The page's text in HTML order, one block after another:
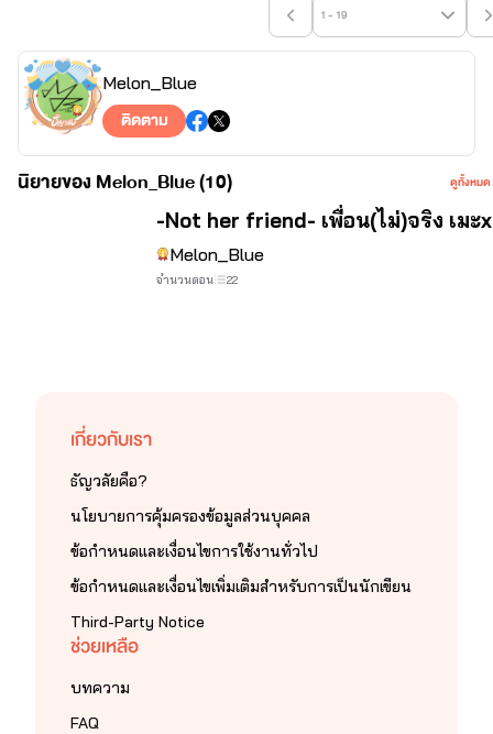
1 - 19
Melon_Blue
ติดตาม
นิยายของ Melon_Blue (10) ดูทั้งหมด
-Not her friend- เพื่อน(ไม่)จริง เมะx
Melon_Blue
จำนวนตอน 22
เกี่ยวกับเรา
ธัญวลัยคือ?
นโยบายการคุ้มครองข้อมูลส่วนบุคคล
ข้อกำหนดและเงื่อนไขการใช้งานทั่วไป
ข้อกำหนดและเงื่อนไขเพิ่มเติมสำหรับการเป็นนักเขียน
Third-Party Notice
ช่วยเหลือ
บทความ
FAQ